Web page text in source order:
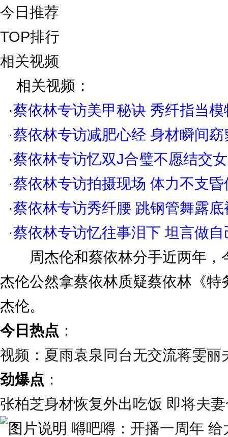
今日推荐
TOP排行
相关视频
相关视频：
·蔡依林专访美甲秘诀 秀纤指当
·蔡依林专访减肥心经 身材瞬间
·蔡依林专访忆双J合璧不愿结交
·蔡依林专访拍摄现场 体力不支
·蔡依林专访秀纤腰 跳钢管舞露
·蔡依林专访忆往事泪下 坦言做
周杰伦和蔡依林分手近两年，
杰伦公然拿蔡依林质疑蔡依林《
杰伦。
今日热点 ：
视频：夏雨袁泉同台无交流蒋雯丽
劲爆点 ：
张柏芝身材恢复外出吃饭 即将夫
嘚吧嘚：开播一周年 给